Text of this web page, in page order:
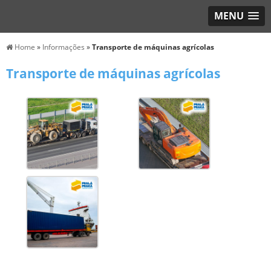
MENU
Home » Informações »Transporte de máquinas agrícolas
Transporte de máquinas agrícolas